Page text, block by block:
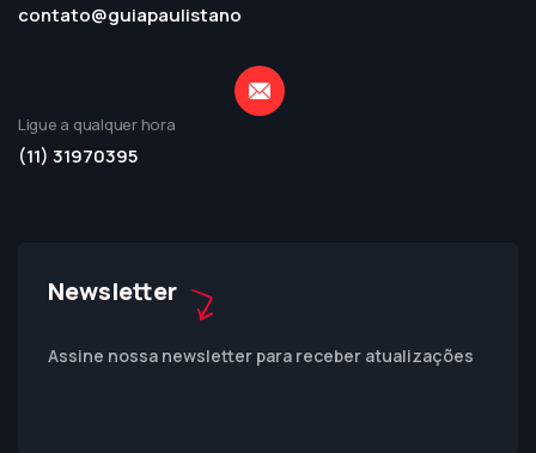
contato@guiapaulistano
Ligue a qualquer hora
(11) 31970395
Newsletter
Assine nossa newsletter para receber atualizações